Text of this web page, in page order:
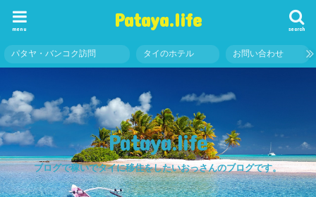
Pataya.life search
menu
パタヤ・バンコク訪問 タイのホテル お問い合わせ
Pataya.life
ブログで稼いでタイに移住をしたいおっさんのブログです。